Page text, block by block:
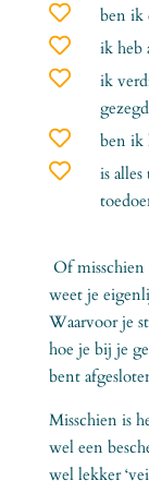
 ben ik
 ik heb

ik
 ben ik

is
Of
weet je
Waarvoor je
hoe je bij je
bent
Misschien is
wel een
wel lekker